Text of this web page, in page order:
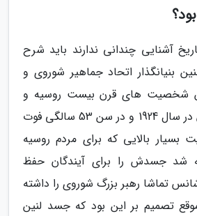
آشنایی چندانی ندارند باید شرح
بنیانگذار اتحاد جماهیر شوروی و
شخصیت های قرن بیست روسیه و
حتی دنیا است. لنین در سال 1924 و در سن 53 سالگی فوت
بسیار بالایی که برای مردم روسیه
شد جسدش را برای آیندگان حفظ
تماشا رهبر بزرگ شوروی را داشته
تصمیم بر این بود که جسد لنین